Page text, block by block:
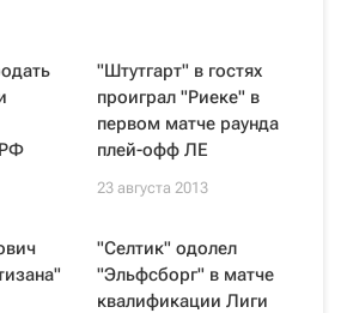
"Штутгарт" в гостях
проиграл "Риеке" в
первом матче раунда
плей-офф ЛЕ
23 августа 2013
"Селтик" одолел
"Эльфсборг" в матче
квалификации Лиги